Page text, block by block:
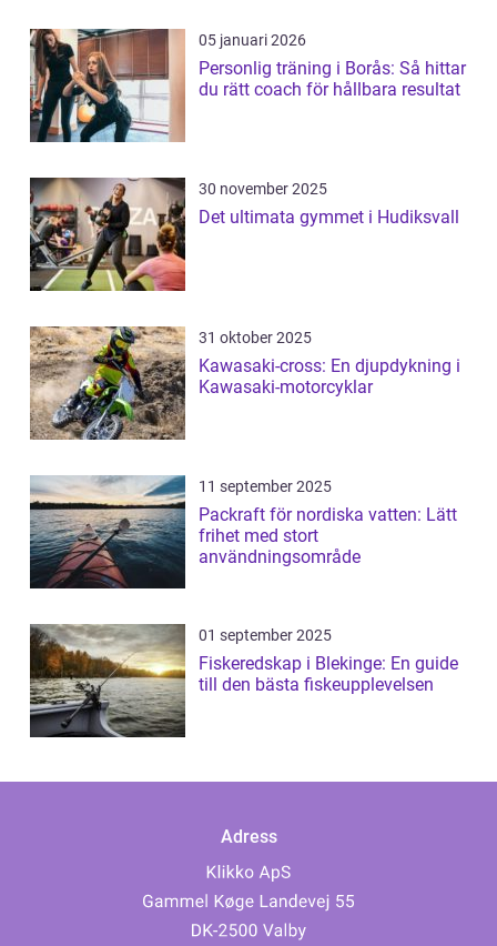
05 januari 2026
Personlig träning i Borås: Så hittar
du rätt coach för hållbara resultat
30 november 2025
Det ultimata gymmet i Hudiksvall
31 oktober 2025
Kawasaki-cross: En djupdykning i
Kawasaki-motorcyklar
11 september 2025
Packraft för nordiska vatten: Lätt
frihet med stort
användningsområde
01 september 2025
Fiskeredskap i Blekinge: En guide
till den bästa fiskeupplevelsen
Adress